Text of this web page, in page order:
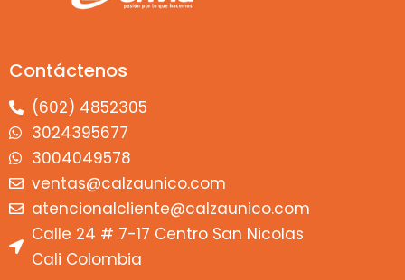
Contáctenos
(602) 4852305
3024395677
3004049578
ventas@calzaunico.com
atencionalcliente@calzaunico.com
Calle 24 # 7-17 Centro San Nicolas
Cali Colombia